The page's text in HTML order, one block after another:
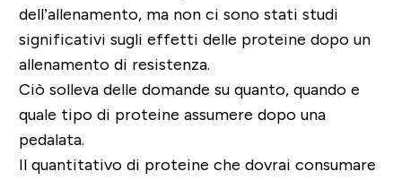
dell’allenamento, ma non ci sono stati studi
significativi sugli effetti delle proteine dopo un
allenamento di resistenza.
Ciò solleva delle domande su quanto, quando e
quale tipo di proteine assumere dopo una
pedalata.
Il quantitativo di proteine che dovrai consumare